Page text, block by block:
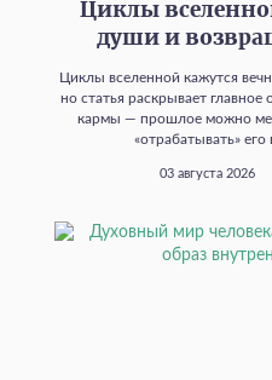
Циклы
души и
Циклы вселенной кажутся
но статья раскрывает главное
кармы — прошлое можно
«отрабатывать»
03 августа 2026